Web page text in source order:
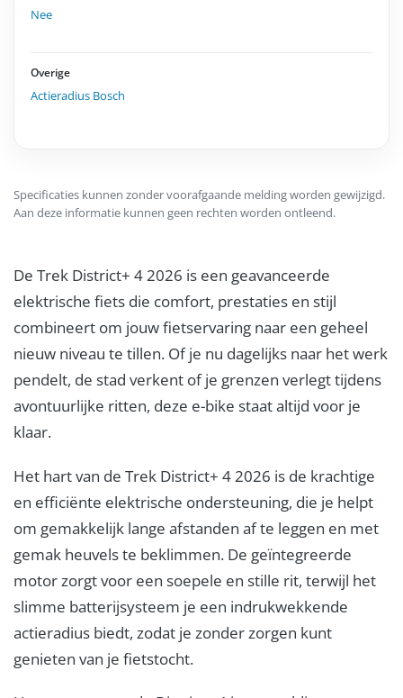
Nee
Overige
Actieradius Bosch
Specificaties kunnen zonder voorafgaande melding worden gewijzigd.
Aan deze informatie kunnen geen rechten worden ontleend.
De Trek District+ 4 2026 is een geavanceerde
elektrische fiets die comfort, prestaties en stijl
combineert om jouw fietservaring naar een geheel
nieuw niveau te tillen. Of je nu dagelijks naar het werk
pendelt, de stad verkent of je grenzen verlegt tijdens
avontuurlijke ritten, deze e-bike staat altijd voor je
klaar.
Het hart van de Trek District+ 4 2026 is de krachtige
en efficiënte elektrische ondersteuning, die je helpt
om gemakkelijk lange afstanden af te leggen en met
gemak heuvels te beklimmen. De geïntegreerde
motor zorgt voor een soepele en stille rit, terwijl het
slimme batterijsysteem je een indrukwekkende
actieradius biedt, zodat je zonder zorgen kunt
genieten van je fietstocht.